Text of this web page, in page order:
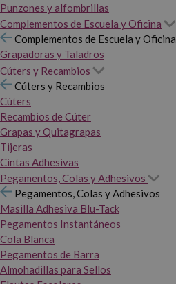
Punzones y alfombrillas
Complementos de Escuela y Oficina
Complementos de Escuela y Oficina
Grapadoras y Taladros
Cúters y Recambios
Cúters y Recambios
Cúters
Recambios de Cúter
Grapas y Quitagrapas
Tijeras
Cintas Adhesivas
Pegamentos, Colas y Adhesivos
Pegamentos, Colas y Adhesivos
Masilla Adhesiva Blu-Tack
Pegamentos Instantáneos
Cola Blanca
Pegamentos de Barra
Almohadillas para Sellos